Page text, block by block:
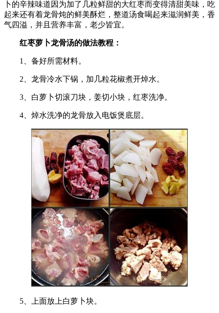
卜的辛辣味道因为加了几粒鲜甜的大红枣而变得清甜美味，吃
起来还有着龙骨炖的鲜美酥烂，整道汤食喝起来滋润鲜美，香
气四溢，并且营养丰富，老少皆宜。
红枣萝卜龙骨汤的做法教程：
1、备好所需材料。
2、龙骨冷水下锅，加几粒花椒煮开焯水。
3、白萝卜切滚刀块，姜切小块，红枣洗净。
4、焯水洗净的龙骨放入电饭煲底层。
5、上面放上白萝卜块。